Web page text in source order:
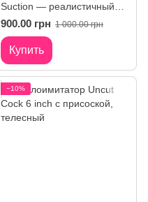
Suction — реалистичный
фаллоимитатор
900.00 грн 1 000.00 грн
Купить
−10%